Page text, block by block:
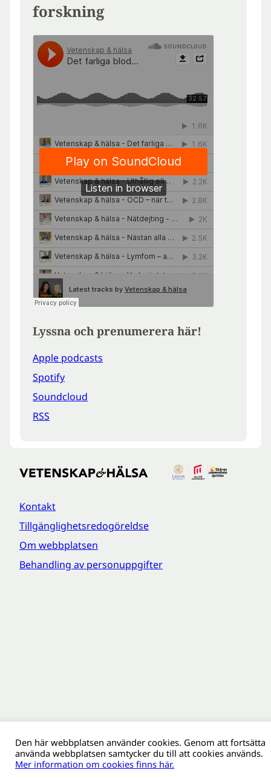
forskning
Lyssna och prenumerera här!
Apple podcasts
Spotify
Soundcloud
RSS
Kontakt
Tillgänglighetsredogöreldse
Om webbplatsen
Behandling av personuppgifter
Den här webbplatsen använder cookies. Genom att fortsätta
använda webbplatsen samtycker du till att cookies används.
Mer information om cookies finns här.